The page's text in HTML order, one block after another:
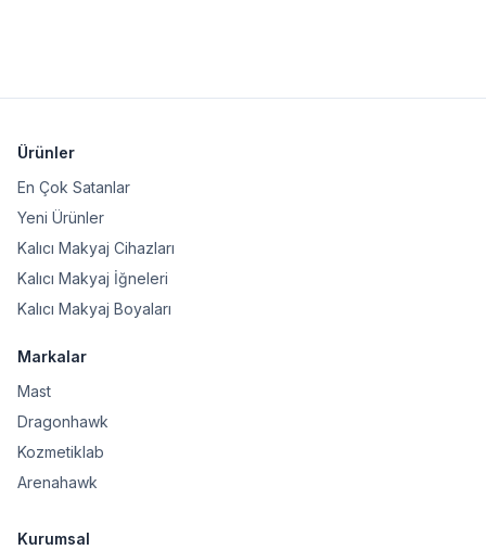
Ürünler
En Çok Satanlar
Yeni Ürünler
Kalıcı Makyaj Cihazları
Kalıcı Makyaj İğneleri
Kalıcı Makyaj Boyaları
Markalar
Mast
Dragonhawk
Kozmetiklab
Arenahawk
Kurumsal